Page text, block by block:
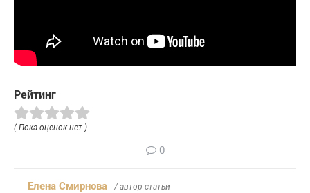
Рейтинг
( Пока оценок нет )
0
Елена Смирнова / автор статьи